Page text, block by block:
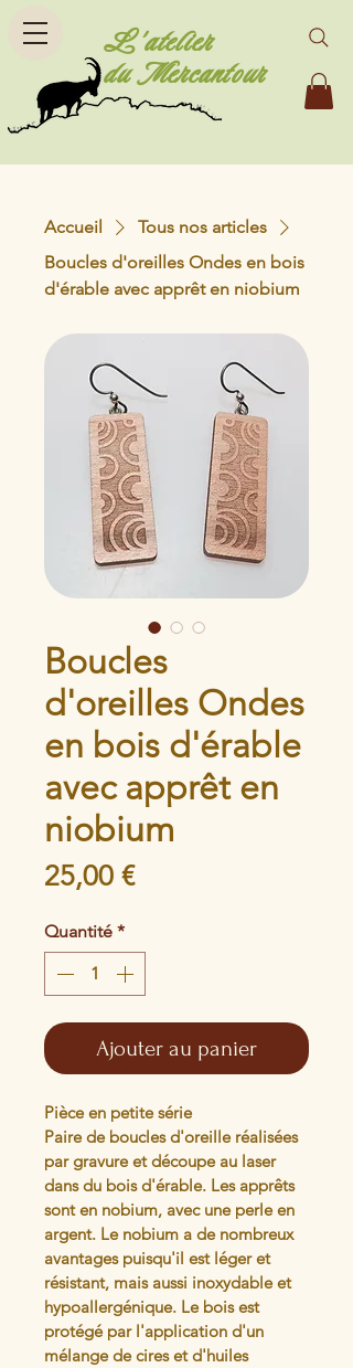
L'atelier
du Mercantour
Accueil
Tous nos articles
Boucles d'oreilles Ondes en bois
d'érable avec apprêt en niobium
Boucles
d'oreilles Ondes
en bois d'érable
avec apprêt en
niobium
25,00 €Prix
Quantité *
Ajouter au panier
Pièce en petite série
Paire de boucles d'oreille réalisées
par gravure et découpe au laser
dans du bois d'érable. Les apprêts
sont en nobium, avec une perle en
argent. Le nobium a de nombreux
avantages puisqu'il est léger et
résistant, mais aussi inoxydable et
hypoallergénique. Le bois est
protégé par l'application d'un
mélange de cires et d'huiles